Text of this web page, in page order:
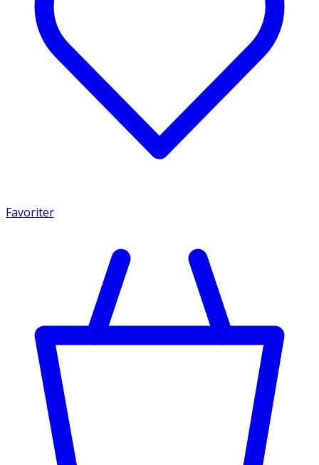
Favoriter